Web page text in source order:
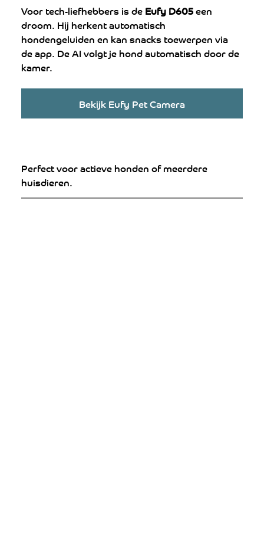
Voor tech-liefhebbers is de Eufy D605 een
droom. Hij herkent automatisch
hondengeluiden en kan snacks toewerpen via
de app. De AI volgt je hond automatisch door de
kamer.
Bekijk Eufy Pet Camera
Perfect voor actieve honden of meerdere
huisdieren.